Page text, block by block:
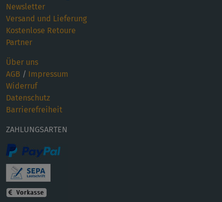
Newsletter
Versand und Lieferung
Kostenlose Retoure
Partner
Über uns
AGB / Impressum
Widerruf
Datenschutz
Barrierefreiheit
ZAHLUNGSARTEN